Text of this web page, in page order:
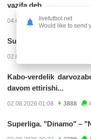
vazifa deb...
04.08.2026 02:11 14208
Superliga. “Buxoro” -
02.08.2026 03:08
Kabo-verdelik
davom ettirishi...
02.08.2026 01:08 3888
Superliga. "Dinamo" –
livefutbol.net
Would like to send